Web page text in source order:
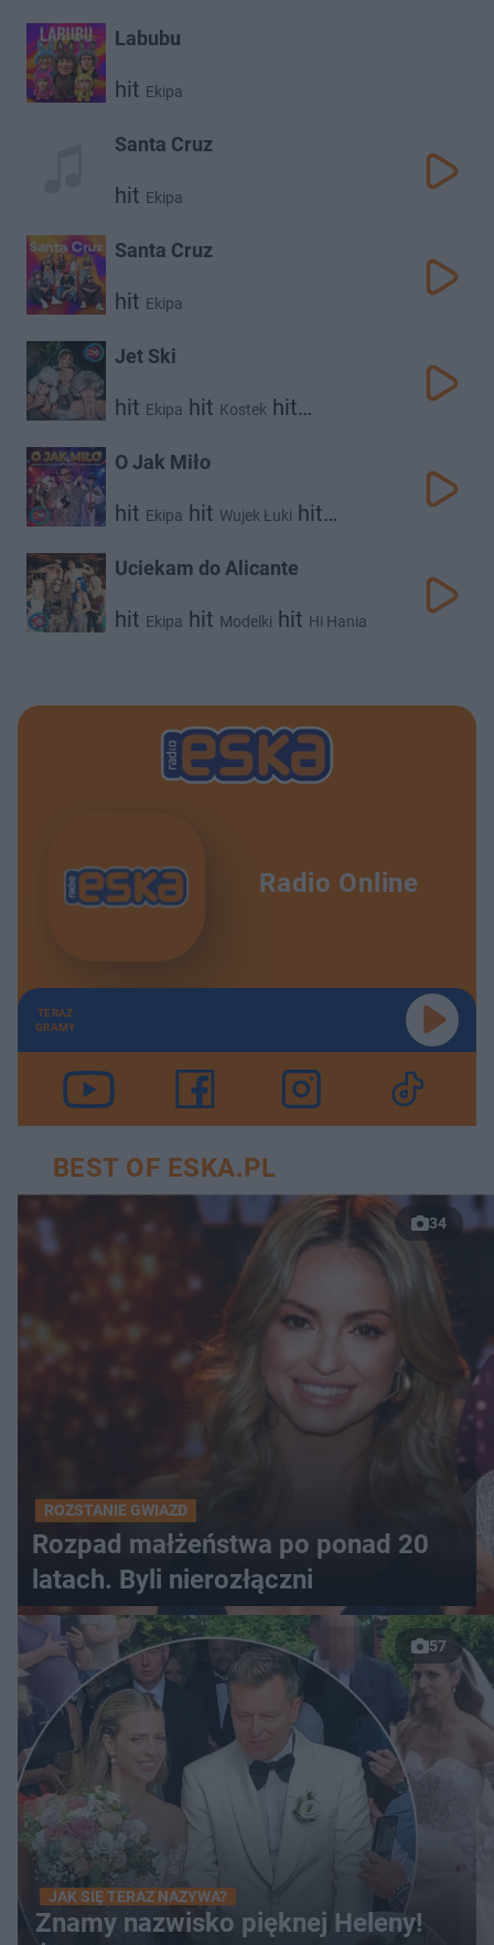
Labubu
hit Ekipa
Santa Cruz
hit Ekipa
Santa Cruz
hit Ekipa
Jet Ski
hit Ekipa hit Kostek hit
O Jak Miło
hit Ekipa hit Wujek Łuki hit
Michu Kontrabas ft. hit
hit hit
Uciekam do Alicante
hit Ekipa hit Modelki hit Hi Hania
Radio Online
TERAZ
GRAMY
BEST OF ESKA.PL
34
ROZSTANIE GWIAZD
Rozpad małżeństwa po ponad 20
latach. Byli nierozłączni
57
JAK SIĘ TERAZ NAZYWA?
Znamy nazwisko pięknej Heleny!